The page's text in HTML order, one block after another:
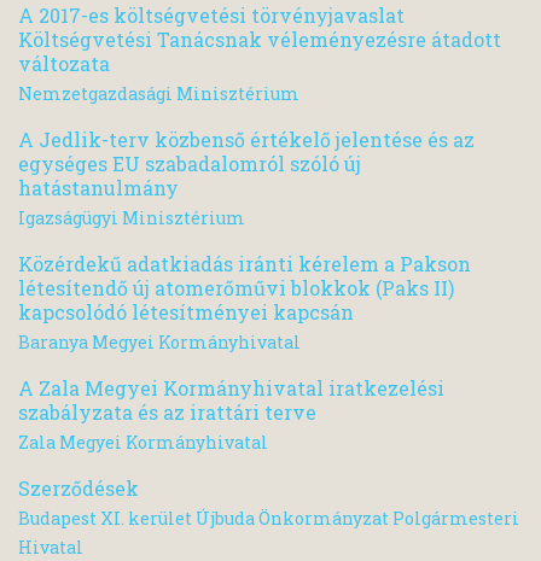
A 2017-es költségvetési törvényjavaslat
Költségvetési Tanácsnak véleményezésre átadott
változata
Nemzetgazdasági Minisztérium
A Jedlik-terv közbenső értékelő jelentése és az
egységes EU szabadalomról szóló új
hatástanulmány
Igazságügyi Minisztérium
Közérdekű adatkiadás iránti kérelem a Pakson
létesítendő új atomerőművi blokkok (Paks II)
kapcsolódó létesítményei kapcsán
Baranya Megyei Kormányhivatal
A Zala Megyei Kormányhivatal iratkezelési
szabályzata és az irattári terve
Zala Megyei Kormányhivatal
Szerződések
Budapest XI. kerület Újbuda Önkormányzat Polgármesteri
Hivatal